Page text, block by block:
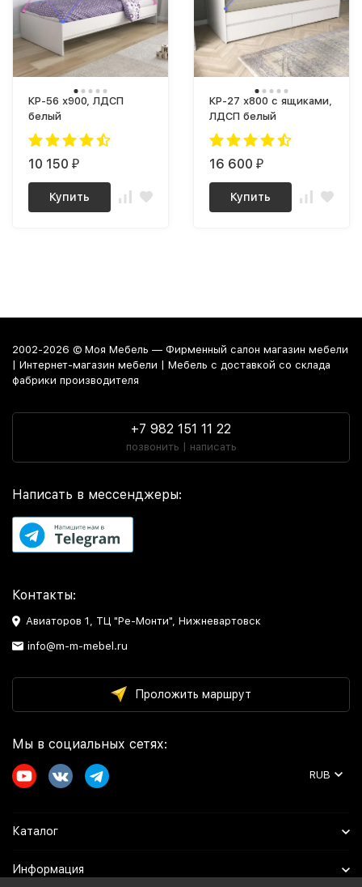
КР-56 х900, ЛДСП
белый
10 150 ₽
Купить
КР-27 х800 с ящиками,
ЛДСП белый
16 600 ₽
Купить
2002-2026 © Моя Мебель — Фирменный салон магазин мебели
| Интернет-магазин мебели | Мебель с доставкой со склада
фабрики производителя
+7 982 151 11 22
позвонить | написать
Написать в мессенджеры:
Контакты:
Авиаторов 1, ТЦ "Ре-Монти", Нижневартовск
info@m-m-mebel.ru
Проложить маршрут
Мы в социальных сетях:
RUB
Каталог
Информация